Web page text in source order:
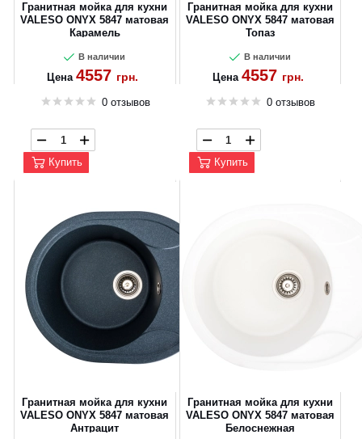
Гранитная мойка для кухни
VALESO ONYX 5847 матовая
Карамель
В наличии
Цена 4557 грн.
0 отзывов
Купить
Гранитная мойка для кухни
VALESO ONYX 5847 матовая
Топаз
В наличии
Цена 4557 грн.
0 отзывов
Купить
Гранитная мойка для кухни
VALESO ONYX 5847 матовая
Антрацит
Гранитная мойка для кухни
VALESO ONYX 5847 матовая
Белоснежная
OK
CANCEL